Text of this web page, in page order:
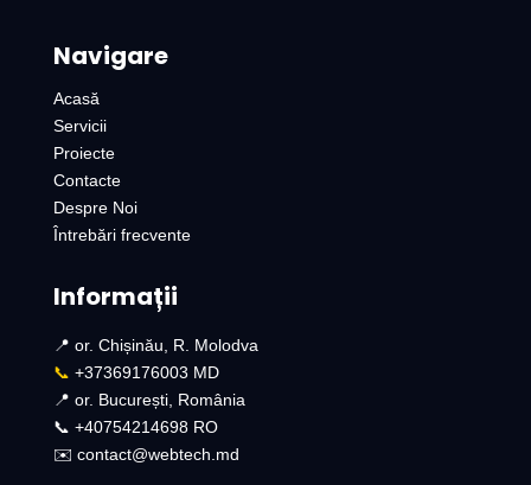
Navigare
Acasă
Servicii
Proiecte
Contacte
Despre Noi
Întrebări frecvente
Informații
📍 or. Chișinău, R. Molodva
📞 +37369176003 MD
📍 or. București, România
📞 +40754214698 RO​
✉️ contact@webtech.md